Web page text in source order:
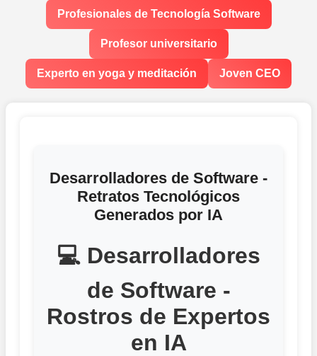
Profesionales de Tecnología Software
Profesor universitario
Experto en yoga y meditación Joven CEO
Desarrolladores de Software -
Retratos Tecnológicos
Generados por IA
💻 Desarrolladores
de Software -
Rostros de Expertos
en IA